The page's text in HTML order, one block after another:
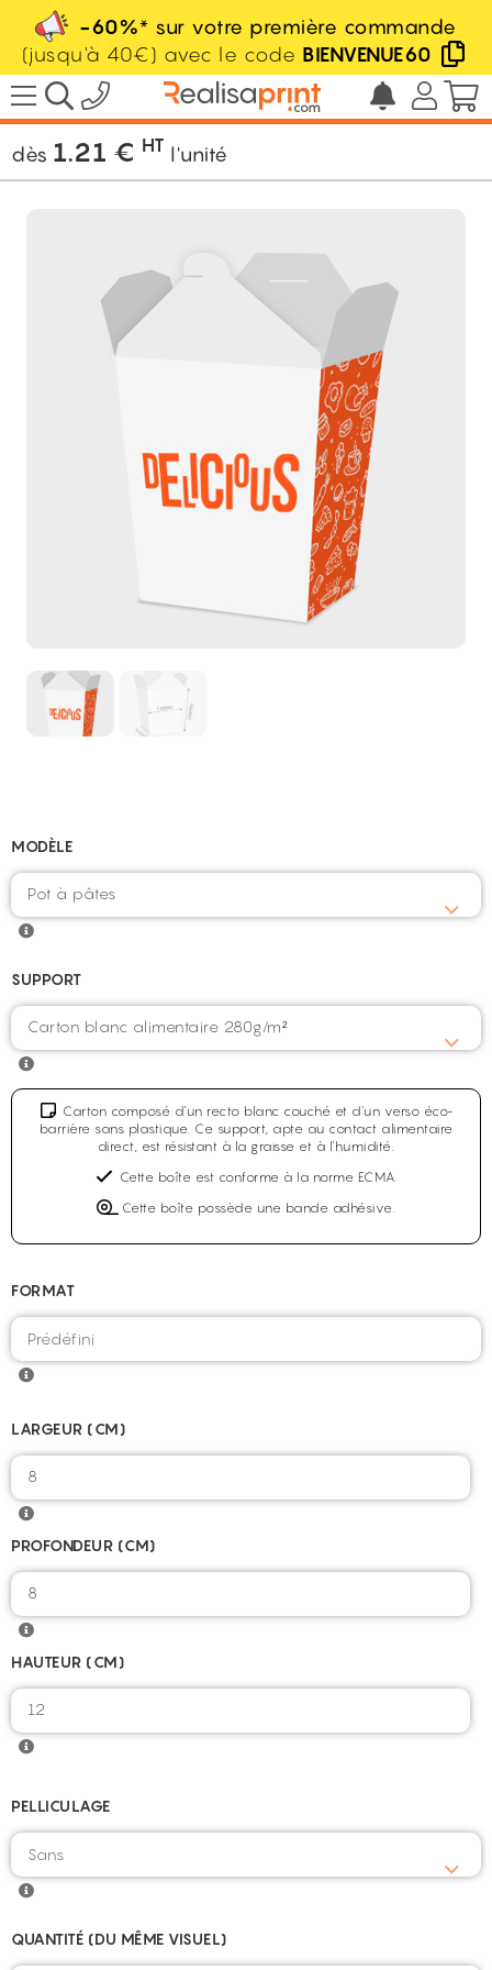
-60%* sur votre première commande
(jusqu'à 40€) avec le code BIENVENUE60
/ Packaging / Packaging alimentaire / Pot
à pâtes
dès 1.21 € HT l'unité
MODÈLE
Pot à pâtes
SUPPORT
Carton blanc alimentaire 280g/m²
Carton composé d'un recto blanc couché et d'un verso éco-
barrière sans plastique. Ce support, apte au contact alimentaire
direct, est résistant à la graisse et à l'humidité.
Cette boîte est conforme à la norme ECMA.
Cette boîte possède une bande adhésive.
FORMAT
LARGEUR (CM)
8
PROFONDEUR (CM)
8
HAUTEUR (CM)
12
PELLICULAGE
QUANTITÉ (DU MÊME VISUEL)